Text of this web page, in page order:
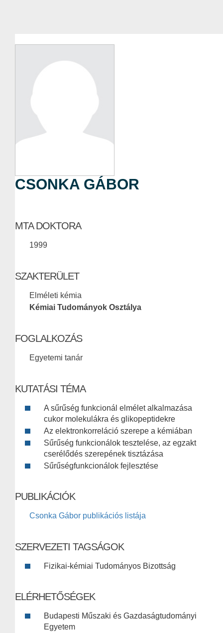
CSONKA GÁBOR
MTA DOKTORA
1999
SZAKTERÜLET
Elméleti kémia
Kémiai Tudományok Osztálya
FOGLALKOZÁS
Egyetemi tanár
KUTATÁSI TÉMA
A sűrűség funkcionál elmélet alkalmazása
cukor molekulákra és glikopeptidekre
Az elektronkorreláció szerepe a kémiában
Sűrűség funkcionálok tesztelése, az egzakt
cserélődés szerepének tisztázása
Sűrűségfunkcionálok fejlesztése
PUBLIKÁCIÓK
Csonka Gábor publikációs listája
SZERVEZETI TAGSÁGOK
Fizikai-kémiai Tudományos Bizottság
ELÉRHETŐSÉGEK
Budapesti Műszaki és Gazdaságtudományi
Egyetem